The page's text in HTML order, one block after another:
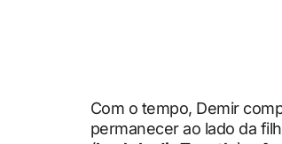
Com o tempo, Demir
permanecer ao lado da